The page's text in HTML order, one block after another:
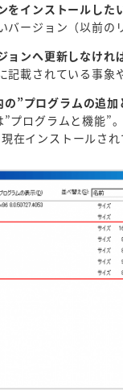
をインストールし
ージョン（以前の
ンへ更新しなけれ
載されている事
”プログラムの追
ログラムと機能”。
在インストールさ